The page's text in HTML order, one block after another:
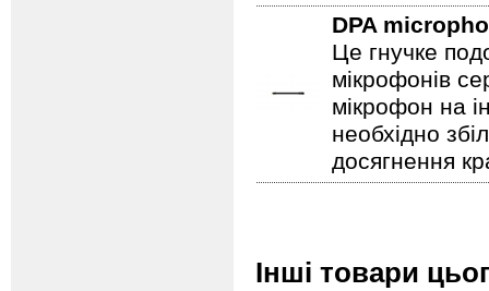
DPA
Це гнучке
мікрофонів
мікрофон на
необхідно
досягнення
Інші товари